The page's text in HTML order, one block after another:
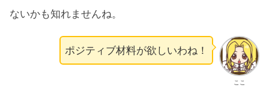
ないかも知れませんね。
ここ
ポジティブ材料が欲しいわね！